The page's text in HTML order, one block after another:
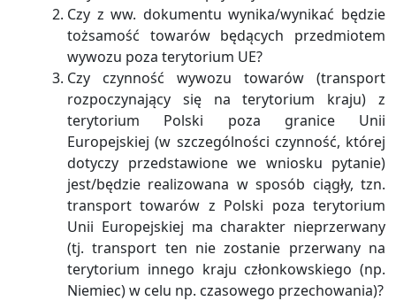
Czy z ww. dokumentu wynika/wynikać będzie
tożsamość towarów będących przedmiotem
wywozu poza terytorium UE?
Czy czynność wywozu towarów (transport
rozpoczynający się na terytorium kraju) z
terytorium Polski poza granice Unii
Europejskiej (w szczególności czynność, której
dotyczy przedstawione we wniosku pytanie)
jest/będzie realizowana w sposób ciągły, tzn.
transport towarów z Polski poza terytorium
Unii Europejskiej ma charakter nieprzerwany
(tj. transport ten nie zostanie przerwany na
terytorium innego kraju członkowskiego (np.
Niemiec) w celu np. czasowego przechowania)?